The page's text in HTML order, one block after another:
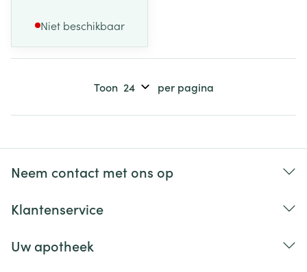
Niet beschikbaar
Toon per pagina
Neem contact met ons op
Klantenservice
Uw apotheek